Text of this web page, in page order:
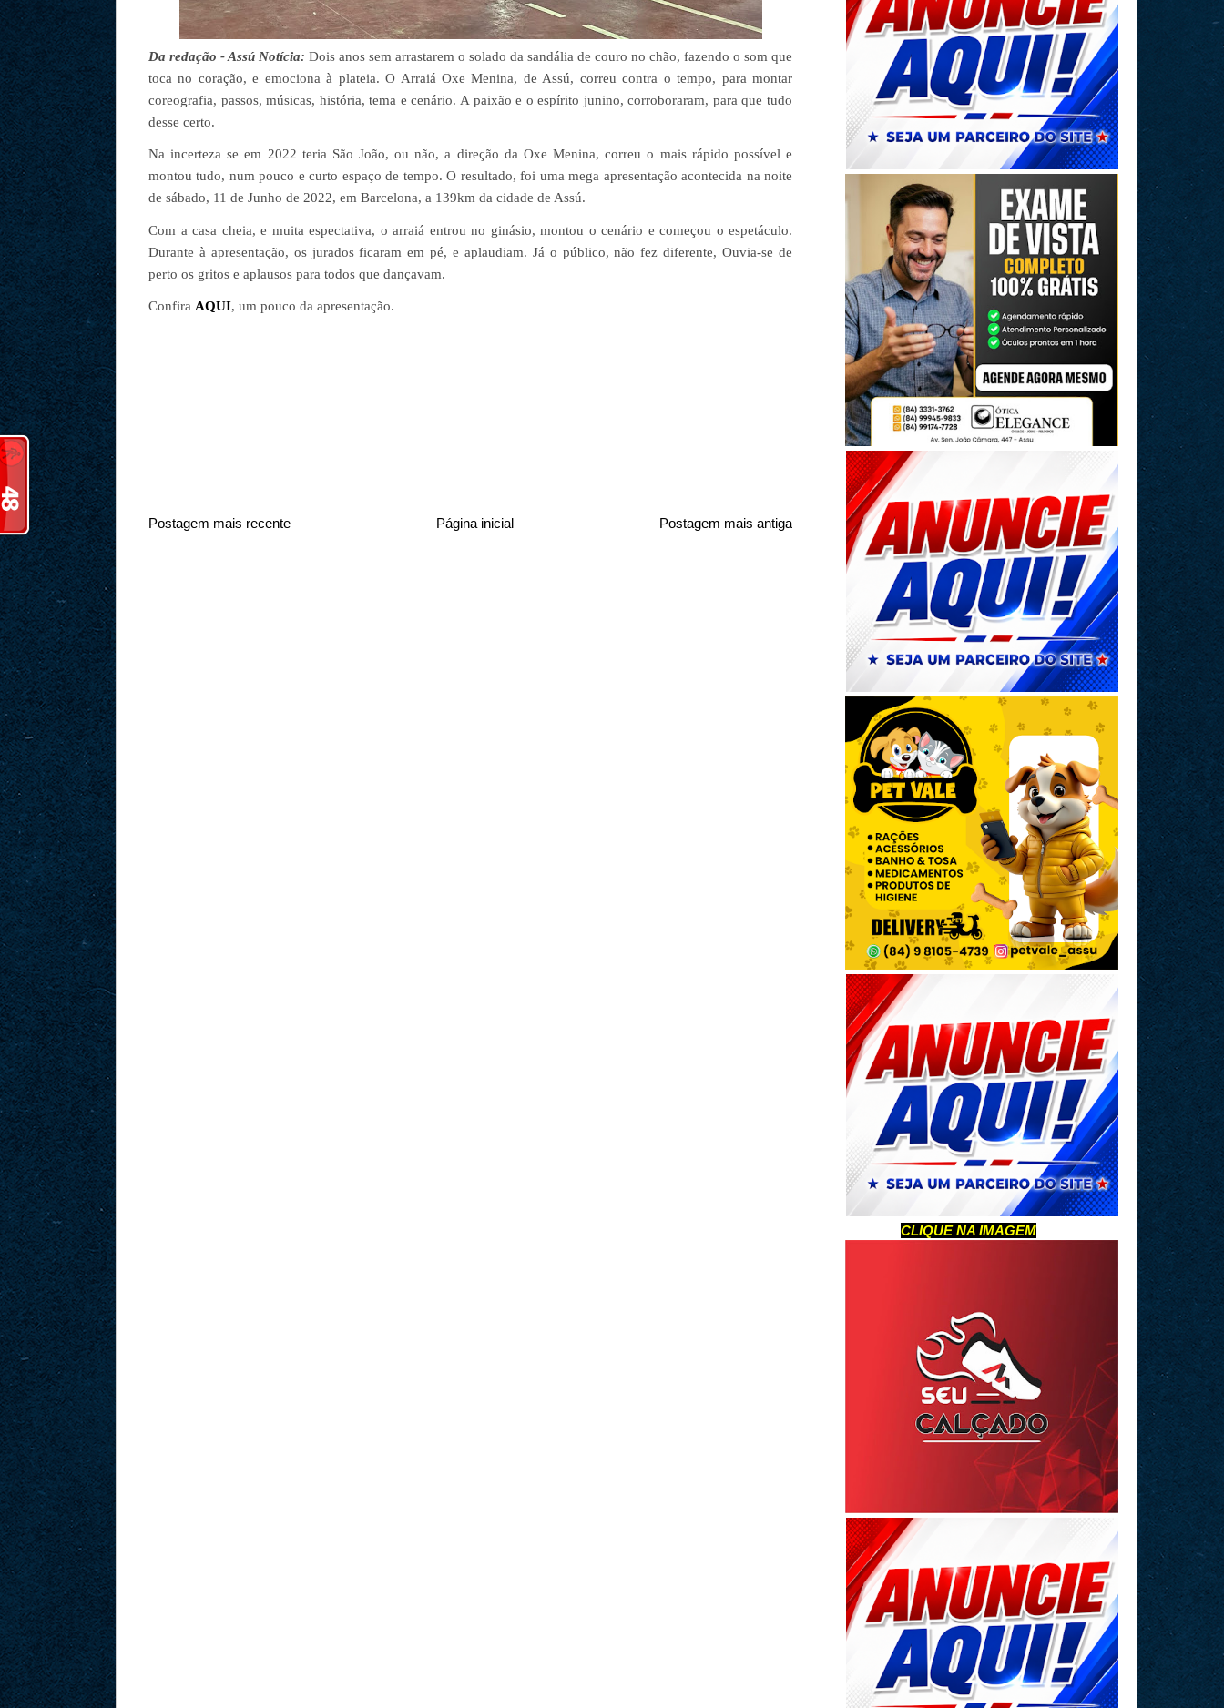
Da redação - Assú Notícia: Dois anos sem arrastarem o solado da sandália de couro no chão, fazendo o som que
toca no coração, e emociona à plateia. O Arraiá Oxe Menina, de Assú, correu contra o tempo, para montar
coreografia, passos, músicas, história, tema e cenário. A paixão e o espírito junino, corroboraram, para que tudo
desse certo.
Na incerteza se em 2022 teria São João, ou não, a direção da Oxe Menina, correu o mais rápido possível e
montou tudo, num pouco e curto espaço de tempo. O resultado, foi uma mega apresentação acontecida na noite
de sábado, 11 de Junho de 2022, em Barcelona, a 139km da cidade de Assú.
Com a casa cheia, e muita espectativa, o arraiá entrou no ginásio, montou o cenário e começou o espetáculo.
Durante à apresentação, os jurados ficaram em pé, e aplaudiam. Já o público, não fez diferente, Ouvia-se de
perto os gritos e aplausos para todos que dançavam.
Confira AQUI, um pouco da apresentação.
Postagem mais recente Postagem mais antiga
Página inicial
CLIQUE NA IMAGEM